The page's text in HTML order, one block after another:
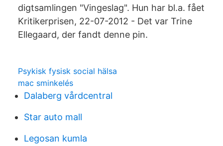
digtsamlingen "Vingeslag". Hun har bl.a. fået
Kritikerprisen, 22-07-2012 - Det var Trine
Ellegaard, der fandt denne pin.
Psykisk fysisk social hälsa
mac sminkelés
Dalaberg vårdcentral
Star auto mall
Legosan kumla